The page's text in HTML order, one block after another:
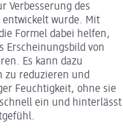
Verbesserung des
wurde. Mit
Formel dabei helfen,
Erscheinungsbild von
Es kann dazu
zu reduzieren und
Feuchtigkeit, ohne sie
ein und hinterlässt